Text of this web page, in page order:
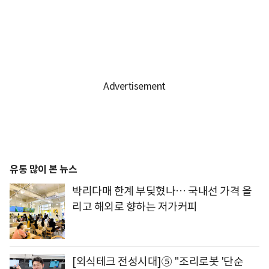
유통 많이 본 뉴스
박리다매 한계 부딪혔나… 국내선 가격 올
리고 해외로 향하는 저가커피
[외식테크 전성시대]⑤ "조리로봇 '단순